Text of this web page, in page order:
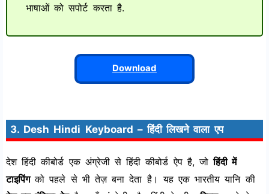
भाषाओं को सपोर्ट करता है.
Download
3. Desh Hindi Keyboard – हिंदी लिखने वाला एप
देश हिंदी कीबोर्ड एक अंग्रेजी से हिंदी कीबोर्ड ऐप है, जोहिंदी में
टाइपिंगको पहले से भी तेज़ बना देता है। यह एक भारतीय यानि की